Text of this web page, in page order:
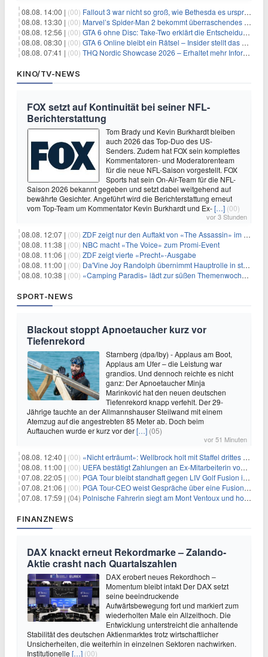
08.08. 14:00 | (00) Fallout 3 war nicht so groß, wie Bethesda es ursprünglich wollte
08.08. 13:30 | (00) Marvel’s Spider-Man 2 bekommt überraschendes PS5-Update mit gewünschter Komfortfunktion
08.08. 12:56 | (00) GTA 6 ohne Disc: Take-Two erklärt die Entscheidung für Download-Codes
08.08. 08:30 | (00) GTA 6 Online bleibt ein Rätsel – Insider stellt das neue Gerücht klar
08.08. 07:41 | (00) THQ Nordic Showcase 2026 – Erhaltet mehr Informationen
KINO/TV-NEWS
FOX setzt auf Kontinuität bei seiner NFL-
Berichterstattung
Tom Brady und Kevin Burkhardt bleiben
auch 2026 das Top-Duo des US-
Senders. Zudem hat FOX sein komplettes
Kommentatoren- und Moderatorenteam
für die neue NFL-Saison vorgestellt. FOX
Sports hat sein On-Air-Team für die NFL-
Saison 2026 bekannt gegeben und setzt dabei weitgehend auf
bewährte Gesichter. Angeführt wird die Berichterstattung erneut
vom Top-Team um Kommentator Kevin Burkhardt und Ex-[…] (00)
vor 3 Stunden
08.08. 12:07 | (00) ZDF zeigt nur den Auftakt von «The Assassin» im Fernsehen
08.08. 11:38 | (00) NBC macht «The Voice» zum Promi-Event
08.08. 11:06 | (00) ZDF zeigt vierte «Precht»-Ausgabe
08.08. 11:00 | (00) Da'Vine Joy Randolph übernimmt Hauptrolle in starbesetzter schwarzer Komödie
08.08. 10:38 | (00) «Camping Paradis» lädt zur süßen Themenwoche ein
SPORT-NEWS
Blackout stoppt Apnoetaucher kurz vor
Tiefenrekord
Starnberg (dpa/lby) - Applaus am Boot,
Applaus am Ufer – die Leistung war
grandios. Und dennoch reichte es nicht
ganz: Der Apnoetaucher Minja
Marinković hat den neuen deutschen
Tiefenrekord knapp verfehlt. Der 29-
Jährige tauchte an der Allmannshauser Steilwand mit einem
Atemzug auf die angestrebten 85 Meter ab. Doch beim
Auftauchen wurde er kurz vor der[…] (05)
vor 51 Minuten
08.08. 12:40 | (00) «Nicht erträumt»: Wellbrock holt mit Staffel drittes EM-Gold
08.08. 11:00 | (00) UEFA bestätigt Zahlungen an Ex-Mitarbeiterin von Infantino
07.08. 22:05 | (00) PGA Tour bleibt standhaft gegen LIV Golf Fusion in einem sich wandelnden Sportumfeld
07.08. 21:06 | (00) PGA Tour-CEO weist Gespräche über eine Fusion mit LIV Golf zurück und bekräftigt die Wettbewerbslandschaft
07.08. 17:59 | (04) Polnische Fahrerin siegt am Mont Ventoux und holt Tour-Gelb
FINANZNEWS
DAX knackt erneut Rekordmarke – Zalando-
Aktie crasht nach Quartalszahlen
DAX erobert neues Rekordhoch –
Momentum bleibt intakt Der DAX setzt
seine beeindruckende
Aufwärtsbewegung fort und markiert zum
wiederholten Male ein Allzeithoch. Die
Entwicklung unterstreicht die anhaltende
Stabilität des deutschen Aktienmarktes trotz wirtschaftlicher
Unsicherheiten, die weiterhin in einzelnen Sektoren nachwirken.
Institutionelle […] (00)